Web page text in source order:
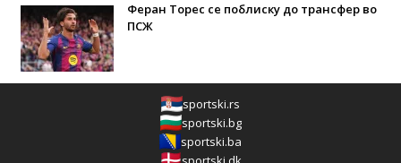
Феран Торес се поблиску до трансфер во
ПСЖ
sportski.rs
sportski.bg
sportski.ba